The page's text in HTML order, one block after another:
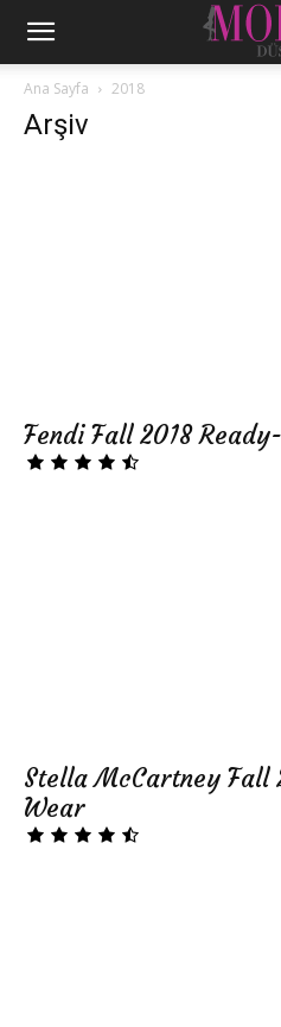
Ana Sayfa 2018
Arşiv
Fendi Fall 2018
Stella McCartney Fall
Wear